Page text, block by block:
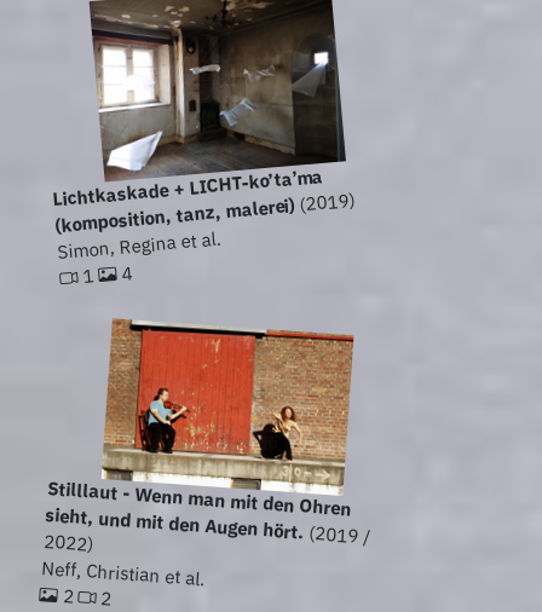
Lichtkaskade + LICHT-ko’ta’ma
(komposition, tanz, malerei) (2019)
Simon, Regina et al.
1 4
Stilllaut - Wenn man mit den Ohren
sieht, und mit den Augen hört.(2019 /
2022)
Neff, Christian et al.
2 2